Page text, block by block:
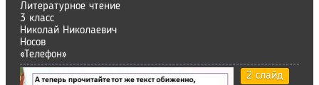
Литературное чтение
3 класс
Николай Николаевич
Носов
«Телефон»
2 слайд